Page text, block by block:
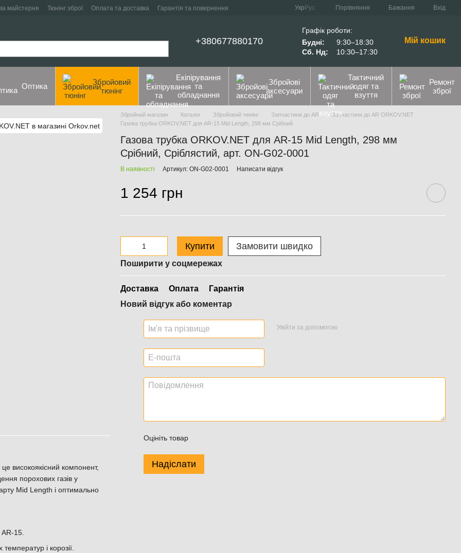
майстерня Тюнінг зброї Оплата та доставка Гарантія та повернення Укр Рус Порівняння Бажання Вхід
+380677880170
Графік роботи:
Будні:
9:30–18:30
Сб. Нд:
10:30–17:30
Мій кошик
Оптика
Збройовий
тюнінг
Екіпірування
та
обладнання
Збройові
аксесуари
Тактичний
одяг та
взуття
Ремонт
зброї
високоякісний компонент,
порохових газів у
Mid Length і оптимально
15.
і корозії.
Збройний магазин Каталог Збройовий тюнінг Запчастини до AR
Запчастини до AR ORKOV.NET
Газова трубка ORKOV.NET для AR-15 Mid Length, 298 мм Срібний
Газова трубка ORKOV.NET для AR-15 Mid Length, 298 мм
Срібний, Сріблястий, арт. ON-G02-0001
В наявності Артикул: ON-G02-0001 Написати відгук
1 254 грн
Купити Замовити швидко
Поширити у соцмережах
Доставка Оплата
Гарантія
Новий відгук або коментар
Увійти за допомогою
Оцініть товар
Надіслати